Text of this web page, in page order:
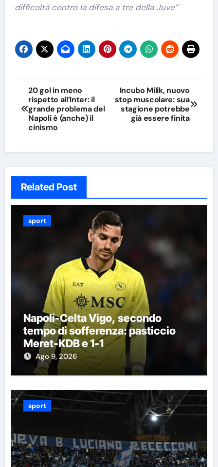
difficoltà contro la difesa a tre della Juve”
Navigazione
articoli
20 gol in meno
rispetto all’Inter: il
grande problema del
Napoli è (anche) il
cinismo
Incubo Milik, nuovo
stop muscolare: sua
stagione potrebbe
già essere finita
Related Post
sport
Napoli-Celta Vigo, secondo
tempo di sofferenza: pasticcio
Meret-KDB e 1-1
Ago 9, 2026
sport